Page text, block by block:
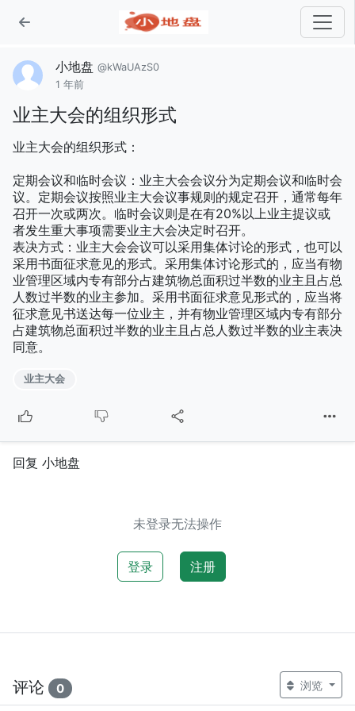
小地盘 @kWaUAzS0
1 年前
业主大会的组织形式
业主大会的组织形式：
定期会议和临时会议：业主大会会议分为定期会议和临时会
议。定期会议按照业主大会议事规则的规定召开，通常每年
召开一次或两次。临时会议则是在有20%以上业主提议或
者发生重大事项需要业主大会决定时召开。
表决方式：业主大会会议可以采用集体讨论的形式，也可以
采用书面征求意见的形式。采用集体讨论形式的，应当有物
业管理区域内专有部分占建筑物总面积过半数的业主且占总
人数过半数的业主参加。采用书面征求意见形式的，应当将
征求意见书送达每一位业主，并有物业管理区域内专有部分
占建筑物总面积过半数的业主且占总人数过半数的业主表决
同意。
业主大会
回复 小地盘
未登录无法操作
登录 注册
评论 0 浏览